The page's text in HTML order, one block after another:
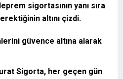
sigortasının yanı sıra
altını çizdi.
güvence altına alarak
Sigorta, her geçen gün